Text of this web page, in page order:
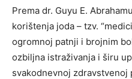
Prema dr. Guyu E.
korištenja joda – tzv.
ogromnoj patnji i brojnim
ozbiljna istraživanja i širu
svakodnevnoj zdravstvenoj